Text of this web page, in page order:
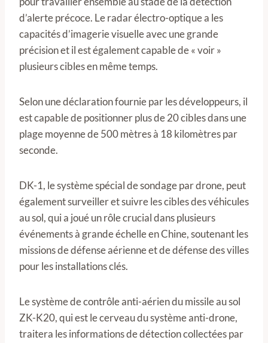
d’alerte précoce. Le radar électro-optique a les
capacités d’imagerie visuelle avec une grande
précision et il est également capable de « voir »
plusieurs cibles en même temps.
Selon une déclaration fournie par les développeurs, il
est capable de positionner plus de 20 cibles dans une
plage moyenne de 500 mètres à 18 kilomètres par
seconde.
DK-1, le système spécial de sondage par drone, peut
également surveiller et suivre les cibles des véhicules
au sol, qui a joué un rôle crucial dans plusieurs
événements à grande échelle en Chine, soutenant les
missions de défense aérienne et de défense des villes
pour les installations clés.
Le système de contrôle anti-aérien du missile au sol
ZK-K20, qui est le cerveau du système anti-drone,
traitera les informations de détection collectées par